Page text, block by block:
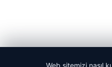
Web sitemizi nasıl